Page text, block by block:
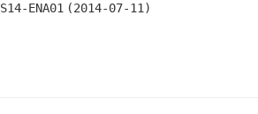
ENA01(2014-07-11)